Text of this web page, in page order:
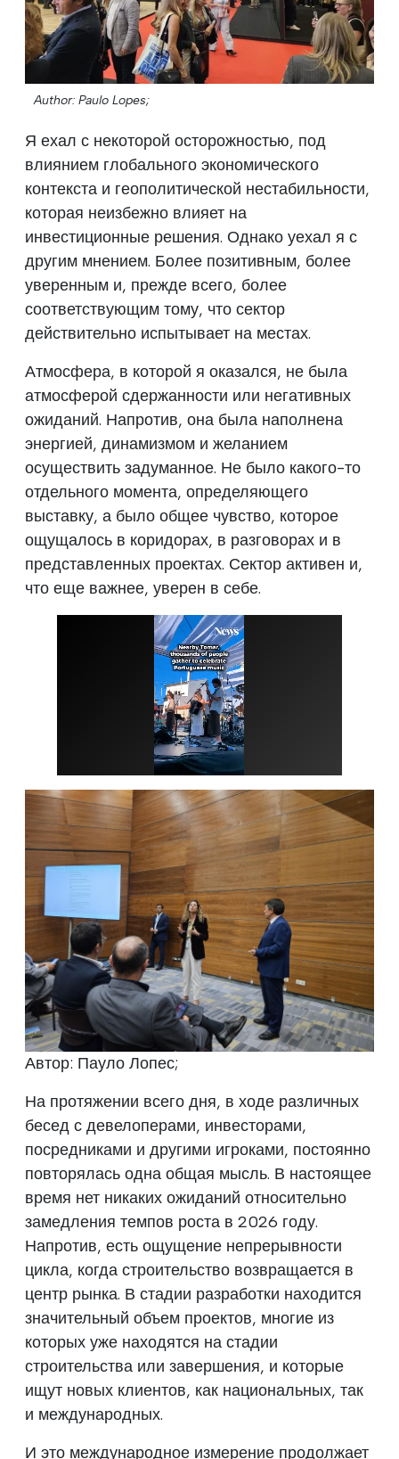
Author: Paulo Lopes;
Я ехал с некоторой осторожностью, под
влиянием глобального экономического
контекста и геополитической нестабильности,
которая неизбежно влияет на
инвестиционные решения. Однако уехал я с
другим мнением. Более позитивным, более
уверенным и, прежде всего, более
соответствующим тому, что сектор
действительно испытывает на местах.
Атмосфера, в которой я оказался, не была
атмосферой сдержанности или негативных
ожиданий. Напротив, она была наполнена
энергией, динамизмом и желанием
осуществить задуманное. Не было какого-то
отдельного момента, определяющего
выставку, а было общее чувство, которое
ощущалось в коридорах, в разговорах и в
представленных проектах. Сектор активен и,
что еще важнее, уверен в себе.
Автор: Пауло Лопес;
На протяжении всего дня, в ходе различных
бесед с девелоперами, инвесторами,
посредниками и другими игроками, постоянно
повторялась одна общая мысль. В настоящее
время нет никаких ожиданий относительно
замедления темпов роста в 2026 году.
Напротив, есть ощущение непрерывности
цикла, когда строительство возвращается в
центр рынка. В стадии разработки находится
значительный объем проектов, многие из
которых уже находятся на стадии
строительства или завершения, и которые
ищут новых клиентов, как национальных, так
и международных.
И это международное измерение продолжает